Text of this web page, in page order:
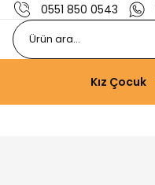
0551 850 0543
Kız Çocuk